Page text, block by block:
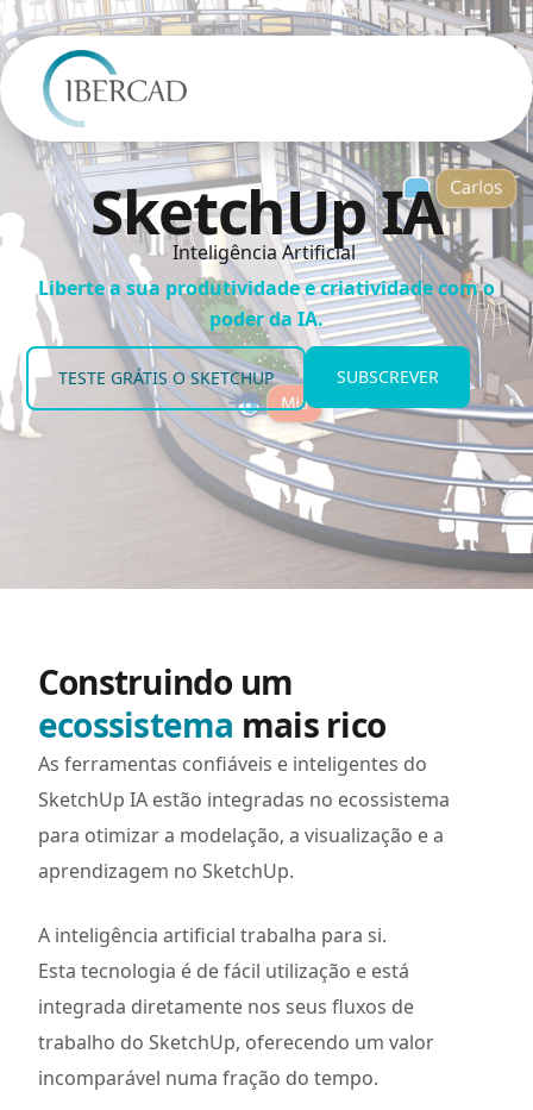
SketchUp IA
Inteligência Artificial
Liberte a sua produtividade e criatividade com o
poder da IA.
TESTE GRÁTIS O SKETCHUP SUBSCREVER
Construindo um
ecossistema mais rico
As ferramentas confiáveis e inteligentes do
SketchUp IA estão integradas no ecossistema
para otimizar a modelação, a visualização e a
aprendizagem no SketchUp.
A inteligência artificial trabalha para si.
Esta tecnologia é de fácil utilização e está
integrada diretamente nos seus fluxos de
trabalho do SketchUp, oferecendo um valor
incomparável numa fração do tempo.